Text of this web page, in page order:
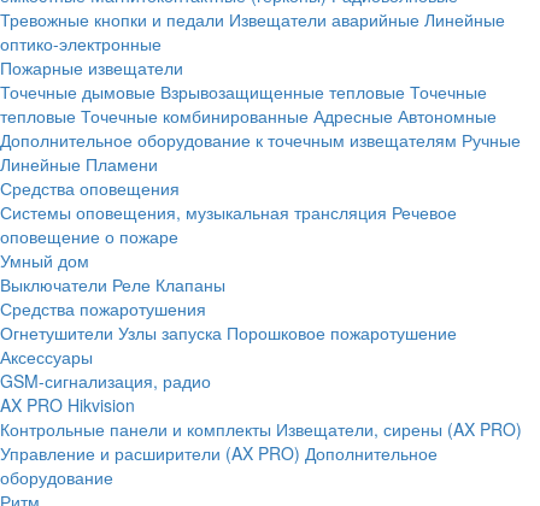
Тревожные кнопки и педали Извещатели аварийные Линейные
оптико-электронные
Пожарные извещатели
Точечные дымовые Взрывозащищенные тепловые Точечные
тепловые Точечные комбинированные Адресные Автономные
Дополнительное оборудование к точечным извещателям Ручные
Линейные Пламени
Средства оповещения
Системы оповещения, музыкальная трансляция Речевое
оповещение о пожаре
Умный дом
Выключатели Реле Клапаны
Средства пожаротушения
Огнетушители Узлы запуска Порошковое пожаротушение
Аксессуары
GSM-сигнализация, радио
AX PRO Hikvision
Контрольные панели и комплекты Извещатели, сирены (AX PRO)
Управление и расширители (AX PRO) Дополнительное
оборудование